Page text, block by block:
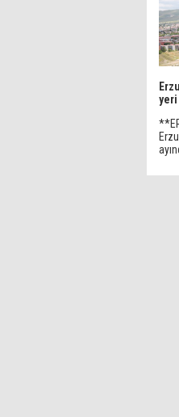
yeri